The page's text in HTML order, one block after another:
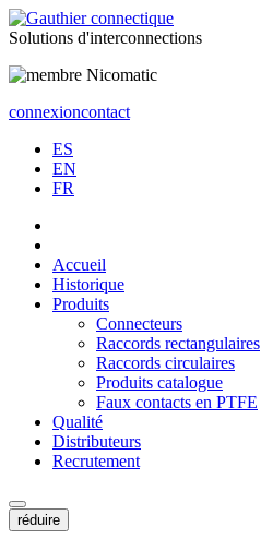
Solutions d'interconnections
connexioncontact
ES
EN
FR
Accueil
Historique
Produits
Connecteurs
Raccords rectangulaires
Raccords circulaires
Produits catalogue
Faux contacts en PTFE
Qualité
Distributeurs
Recrutement
réduire